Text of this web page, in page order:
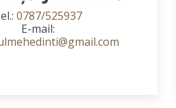
0787/525937
E-mail: